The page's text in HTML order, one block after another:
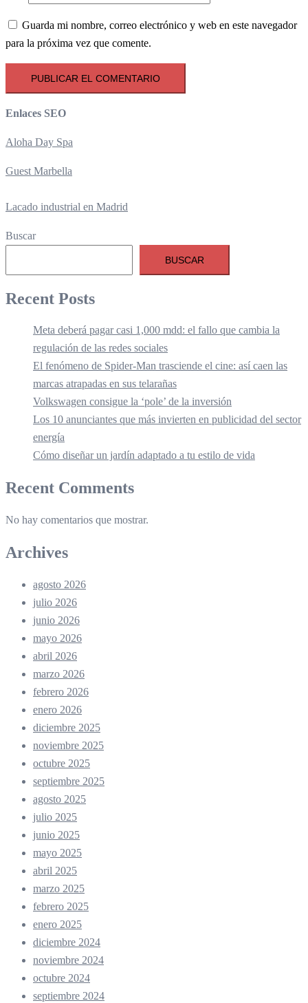
Guarda mi nombre, correo electrónico y web en este navegador
para la próxima vez que comente.
Enlaces SEO
Aloha Day Spa
Guest Marbella
Lacado industrial en Madrid
Buscar
BUSCAR
Recent Posts
Meta deberá pagar casi 1,000 mdd: el fallo que cambia la
regulación de las redes sociales
El fenómeno de Spider-Man trasciende el cine: así caen las
marcas atrapadas en sus telarañas
Volkswagen consigue la ‘pole’ de la inversión
Los 10 anunciantes que más invierten en publicidad del sector
energía
Cómo diseñar un jardín adaptado a tu estilo de vida
Recent Comments
No hay comentarios que mostrar.
Archives
agosto 2026
julio 2026
junio 2026
mayo 2026
abril 2026
marzo 2026
febrero 2026
enero 2026
diciembre 2025
noviembre 2025
octubre 2025
septiembre 2025
agosto 2025
julio 2025
junio 2025
mayo 2025
abril 2025
marzo 2025
febrero 2025
enero 2025
diciembre 2024
noviembre 2024
octubre 2024
septiembre 2024